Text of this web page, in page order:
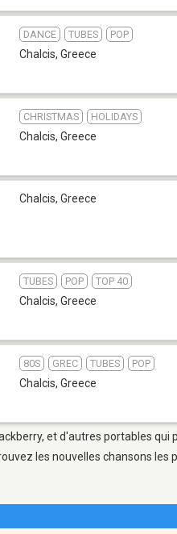
DANCE TUBES POP
Chalcis, Greece
CHRISTMAS HOLIDAYS
Chalcis, Greece
Chalcis, Greece
TUBES POP TOP 40
Chalcis, Greece
80S GREC TUBES POP
Chalcis, Greece
et d'autres portables
les nouvelles chansons les